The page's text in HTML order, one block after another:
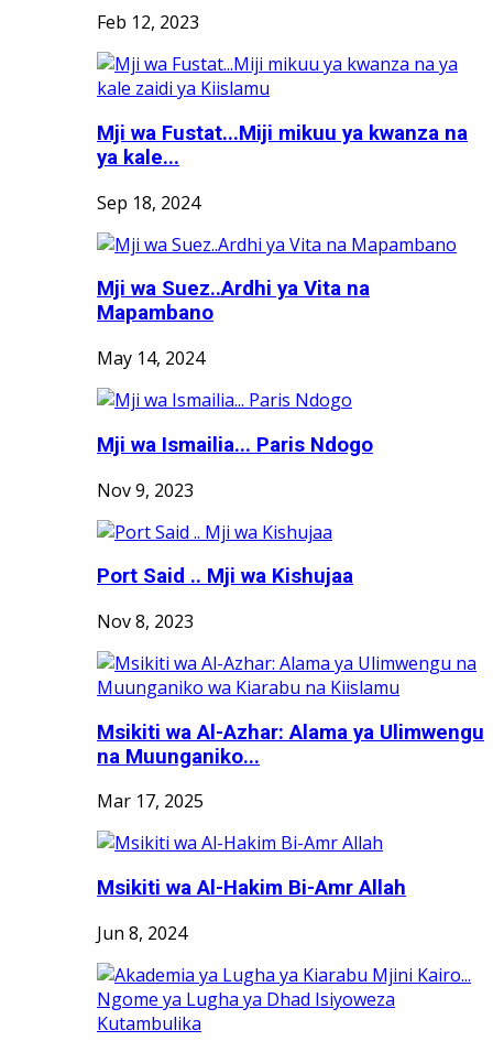
Feb 12, 2023
Mji wa Fustat...Miji mikuu ya kwanza na
ya kale...
Sep 18, 2024
Mji wa Suez..Ardhi ya Vita na
Mapambano
May 14, 2024
Mji wa Ismailia... Paris Ndogo
Nov 9, 2023
Port Said .. Mji wa Kishujaa
Nov 8, 2023
Msikiti wa Al-Azhar: Alama ya Ulimwengu
na Muunganiko...
Mar 17, 2025
Msikiti wa Al-Hakim Bi-Amr Allah
Jun 8, 2024